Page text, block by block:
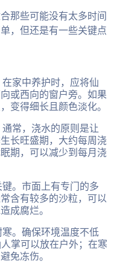
那些可能没有太多时间
，但还是有一些关键点
家中养护时，应将仙
或西向的窗户旁。如果
变得细长且颜色淡化。
常，浇水的原则是让
长旺盛期，大约每周浇
期，可以减少到每月浇
。市面上有专门的多
含有较多的沙粒，可以
成腐烂。
。确保环境温度不低
掌可以放在户外；在寒
免冻伤。